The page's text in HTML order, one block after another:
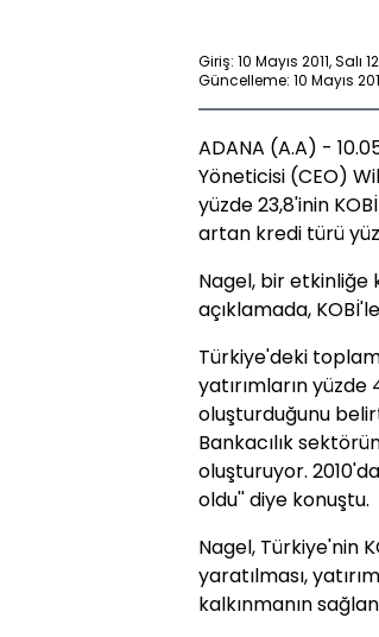
Giriş: 10 Mayıs 2011, Salı
Güncelleme: 10 Mayıs
ADANA (A.A) -
Yöneticisi (CEO)
yüzde 23,8'inin
artan kredi türü
Nagel, bir etkinliğe
açıklamada,
Türkiye'deki
yatırımların
oluşturduğunu
Bankacılık
oluşturuyor.
oldu'' diye konuştu.
Nagel, Türkiye'nin
yaratılması,
kalkınmanın